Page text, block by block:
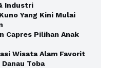
Industri
Yang Kini Mulai
Capres Pilihan Anak
Wisata Alam Favorit
Toba